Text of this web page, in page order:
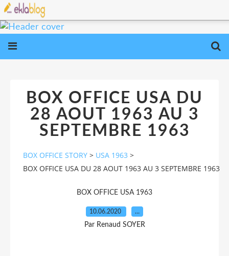
BOX OFFICE USA DU
28 AOUT 1963 AU 3
SEPTEMBRE 1963
BOX OFFICE STORY > USA 1963 >
BOX OFFICE USA DU 28 AOUT 1963 AU 3 SEPTEMBRE 1963
BOX OFFICE USA 1963
10.06.2020 …
Par Renaud SOYER